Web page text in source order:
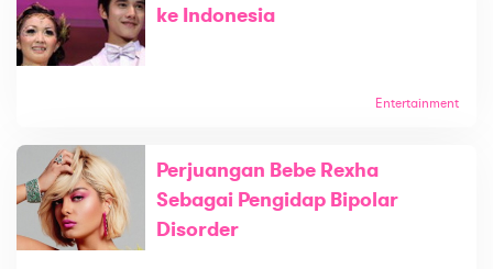
ke Indonesia
Entertainment
Perjuangan Bebe Rexha
Sebagai Pengidap Bipolar
Disorder